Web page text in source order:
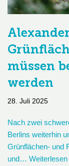
müssen
werden
28. Juli 2025
Nach zwei
Berlins weiterhin
Grünflächen- und
und… Weiterlesen